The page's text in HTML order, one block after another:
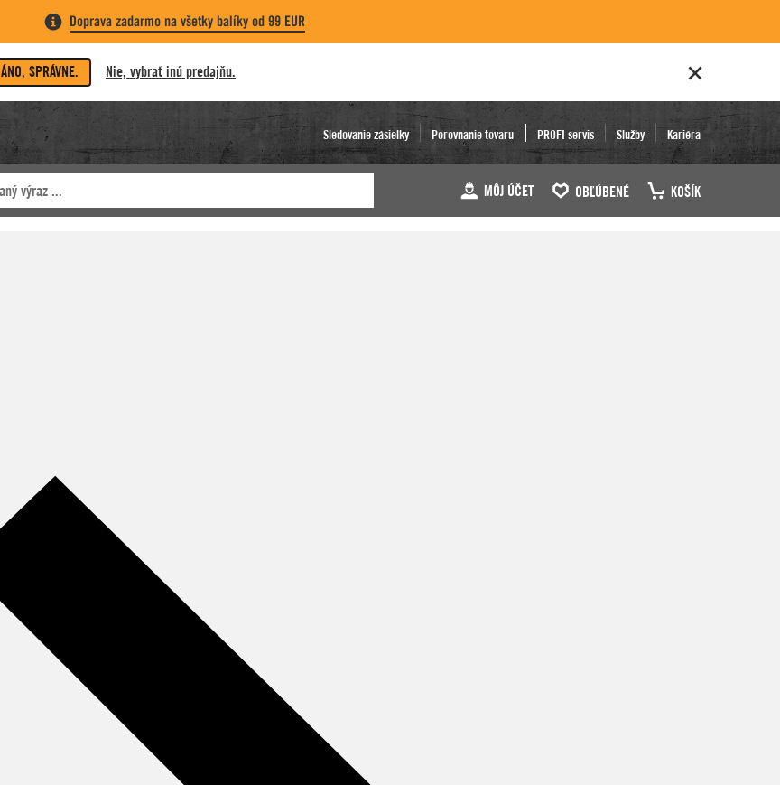
Doprava zadarmo na všetky balíky od 99 EUR
ÁNO, SPRÁVNE. Nie, vybrať inú predajňu.
Sledovanie zásielky Porovnanie tovaru PROFI servis Služby Kariéra
MÔJ ÚČET OBĽÚBENÉ KOŠÍK